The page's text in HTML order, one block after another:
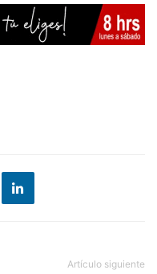
Artículo siguiente